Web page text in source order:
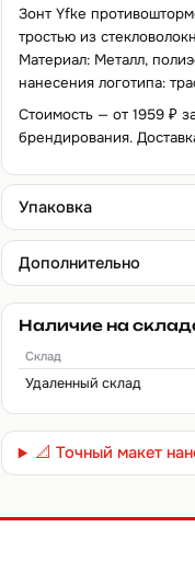
Зонт Yfke
тростью из
Материал: Металл,
нанесения логотипа:
Стоимость — от 1959 ₽
брендирования.
Упаковка
Дополнительно
Наличие на
Склад
Удаленный склад
📐 Точный макет